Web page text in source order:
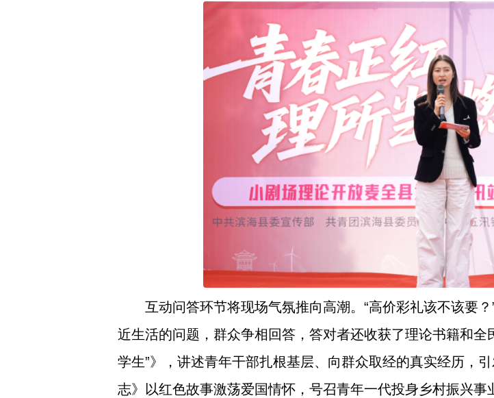
互动问答环节将现场气氛推向高潮。“高价彩礼该不该要
近生活的问题，群众争相回答，答对者还收获了理论书籍和
学生”》，讲述青年干部扎根基层、向群众取经的真实经历，
志》以红色故事激荡爱国情怀，号召青年一代投身乡村振兴